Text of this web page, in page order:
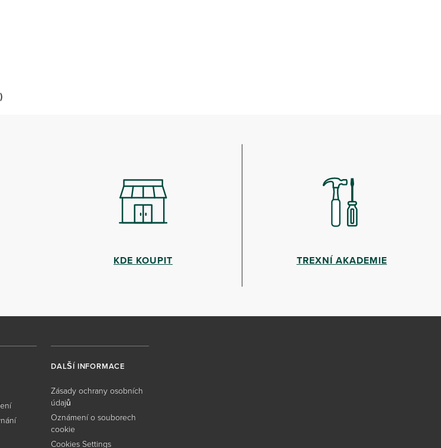
KDE KOUPIT TREXNÍ AKADEMIE
DALŠÍ INFORMACE
Zásady ochrany osobních
údajů
Oznámení o souborech
cookie
Cookies Settings